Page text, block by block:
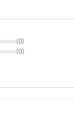
(0)
(0)